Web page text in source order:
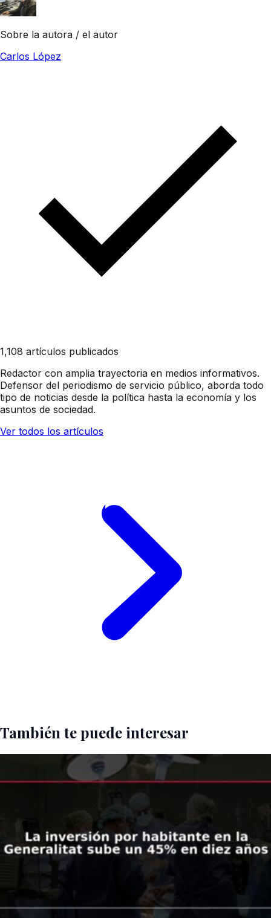
Sobre la autora / el autor
Carlos López
1,108 artículos publicados
Redactor con amplia trayectoria en medios informativos.
Defensor del periodismo de servicio público, aborda todo
tipo de noticias desde la política hasta la economía y los
asuntos de sociedad.
Ver todos los artículos
También te puede interesar